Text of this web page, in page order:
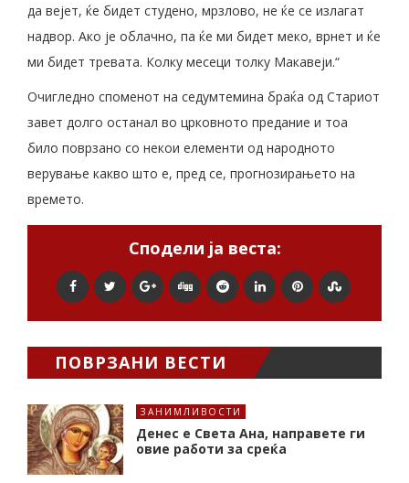
да вејет, ќе бидет студено, мрзлово, не ќе се излагат
надвор. Ако је облачно, па ќе ми бидет меко, врнет и ќе
ми бидет тревата. Колку месеци толку Макавеји.“
Очигледно споменот на седумтемина браќа од Стариот
завет долго останал во црковното предание и тоа
било поврзано со некои елементи од народното
верување какво што е, пред се, прогнозирањето на
времето.
Сподели ја веста:
ПОВРЗАНИ ВЕСТИ
ЗАНИМЛИВОСТИ
Денес е Света Ана, направете ги
овие работи за среќа